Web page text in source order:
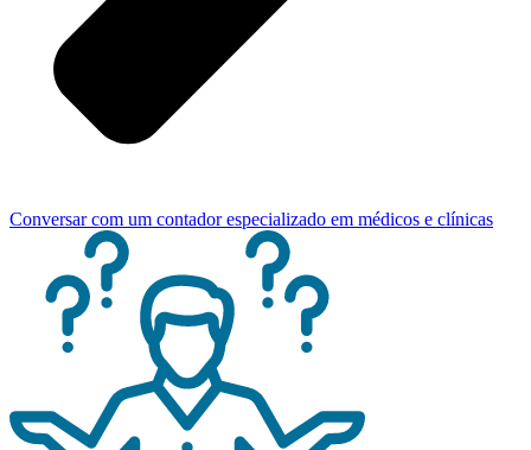
Conversar com um contador especializado em médicos e clínicas